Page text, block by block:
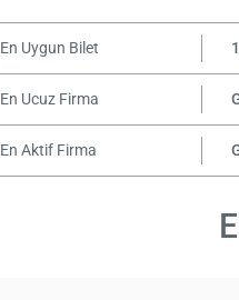
En Uygun Bilet
En Ucuz Firma
En Aktif Firma